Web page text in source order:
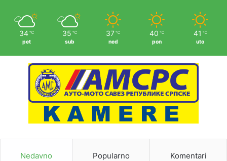
34 ℃
pet
35 ℃
sub
37 ℃
ned
40 ℃
pon
41 ℃
uto
Nedavno Popularno Komentari